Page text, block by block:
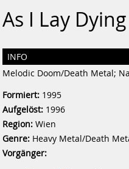
As I Lay Dying
INFO
Melodic Doom/Death Metal;
Formiert: 1995
Aufgelöst: 1996
Region: Wien
Genre: Heavy Metal/Death
Vorgänger: